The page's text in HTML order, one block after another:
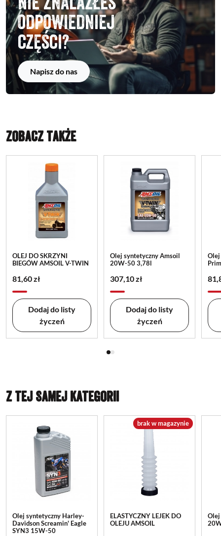
odpowiedniej
części?
Napisz do nas
ZOBACZ TAKŻE
OLEJ DO SKRZYNI
BIEGÓW AMSOIL V-TWIN
81,60 zł
Dodaj do listy
życzeń
Olej syntetyczny Amsoil
20W-50 3,78l
307,10 zł
Dodaj do listy
życzeń
Olej
Z TEJ SAMEJ KATEGORII
Olej syntetyczny Harley-
Davidson Screamin' Eagle
SYN3 15W-50
brak w magazynie
ELASTYCZNY LEJEK DO
OLEJU AMSOIL